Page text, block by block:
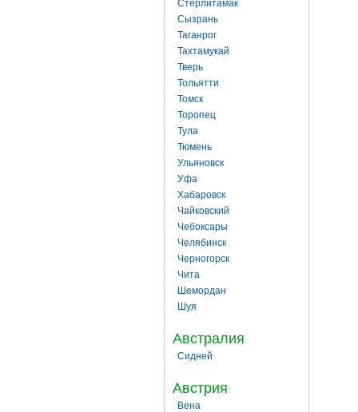
Стерлитамак
Сызрань
Таганрог
Тахтамукай
Тверь
Тольятти
Томск
Торопец
Тула
Тюмень
Ульяновск
Уфа
Хабаровск
Чайковский
Чебоксары
Челябинск
Черногорск
Чита
Шемордан
Шуя
Австралия
Сидней
Австрия
Вена